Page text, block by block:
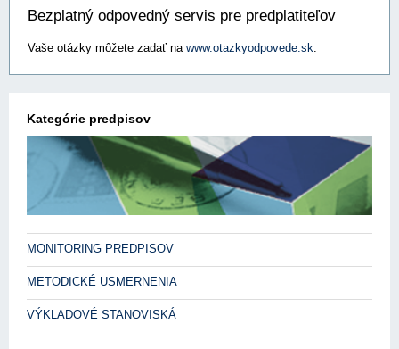
Bezplatný odpovedný servis pre predplatiteľov
Vaše otázky môžete zadať na www.otazkyodpovede.sk.
Kategórie predpisov
MONITORING PREDPISOV
METODICKÉ USMERNENIA
VÝKLADOVÉ STANOVISKÁ